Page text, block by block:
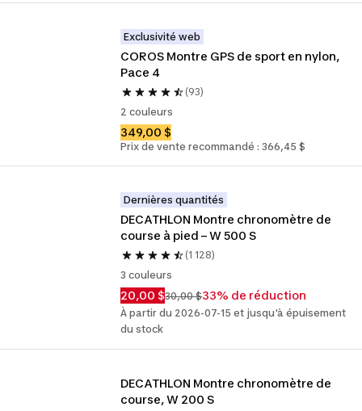
Exclusivité web
COROS Montre GPS de sport en nylon,
Pace 4
(93)
2 couleurs
349,00 $
Prix de vente recommandé : 366,45 $
Dernières quantités
DECATHLON Montre chronomètre de
course à pied – W 500 S
(1 128)
3 couleurs
20,00 $30,00 $33% de réduction
À partir du 2026-07-15 et jusqu'à épuisement
du stock
DECATHLON Montre chronomètre de
course, W 200 S